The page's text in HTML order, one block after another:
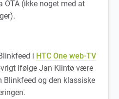
OTA (ikke noget med at
i HTC One web-TV
ifølge Jan Klintø være
og den klassiske